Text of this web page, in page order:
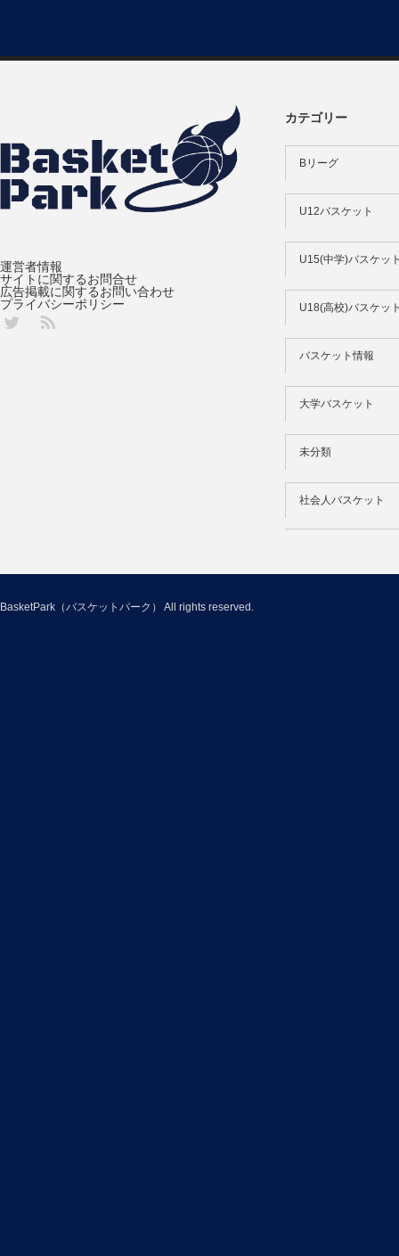
カテゴリー
Bリーグ
U12バスケット
U15(中学)バスケッ
U18(高校)バスケッ
バスケット情報
大学バスケット
未分類
社会人バスケット
運営者情報
サイトに関するお問合せ
広告掲載に関するお問い合わせ
プライバシーポリシー
Twitter
BasketPark（バスケットパーク） All rights reserved.